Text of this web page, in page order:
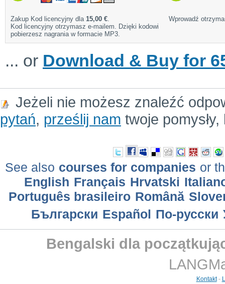
Zakup Kod licencyjny dla 15,00 €.
Kod licencyjny otrzymasz e-mailem. Dzięki kodowi
pobierzesz nagrania w formacie MP3.
Wprowadź
... or Download & Buy for
Jeżeli nie możesz znaleźć
pytań, prześlij nam twoje
See also courses for companies or
English Français Hrvatski
Português brasileiro Română
Български Еspañol По-русски
Bengalski dla
Kontakt-